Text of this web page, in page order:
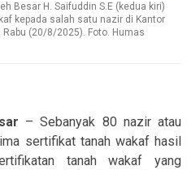
Besar H. Saifuddin S.E (kedua kiri)
kepada salah satu nazir di Kantor
(20/8/2025). Foto. Humas
– Sebanyak 80 nazir atau
sertifikat tanah wakaf hasil
tanah wakaf yang